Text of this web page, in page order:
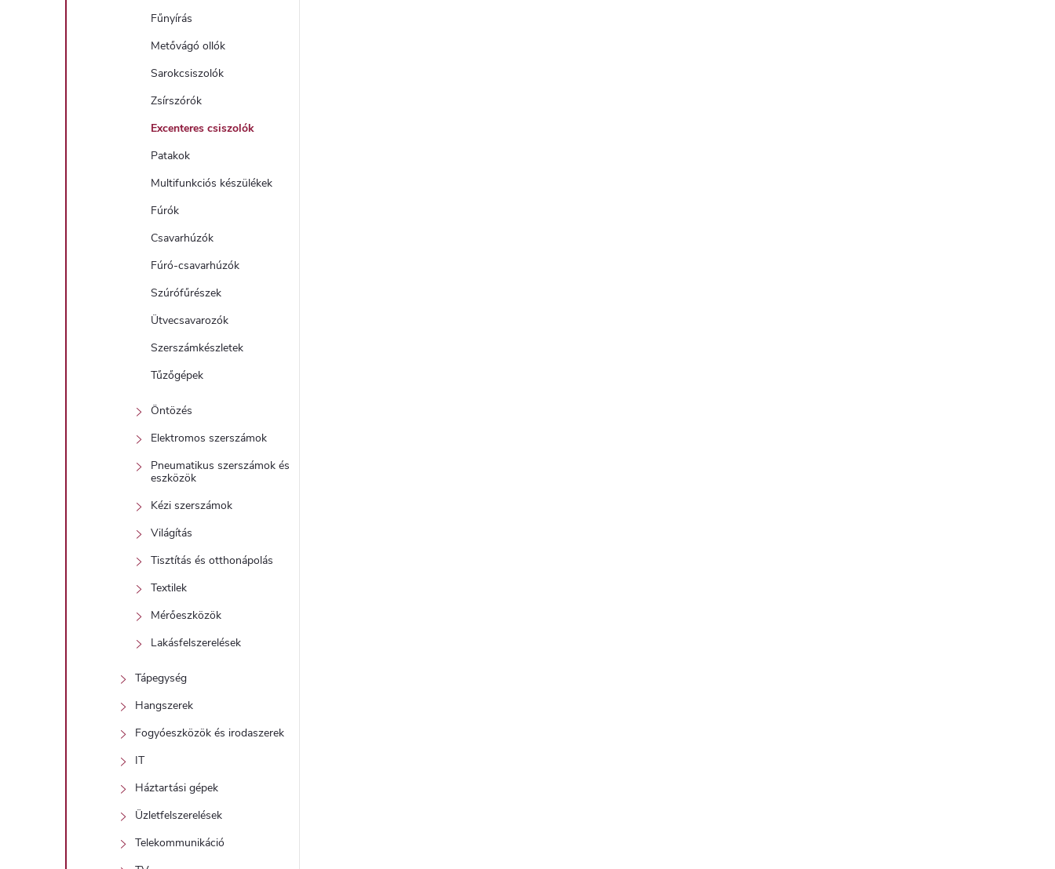
Fűnyírás
Metővágó ollók
Sarokcsiszolók
Zsírszórók
Excenteres csiszolók
Patakok
Multifunkciós készülékek
Fúrók
Csavarhúzók
Fúró-csavarhúzók
Szúrófűrészek
Ütvecsavarozók
Szerszámkészletek
Tűzőgépek
Öntözés
Elektromos szerszámok
Pneumatikus szerszámok és
eszközök
Kézi szerszámok
Világítás
Tisztítás és otthonápolás
Textilek
Mérőeszközök
Lakásfelszerelések
Tápegység
Hangszerek
Fogyóeszközök és irodaszerek
IT
Háztartási gépek
Üzletfelszerelések
Telekommunikáció